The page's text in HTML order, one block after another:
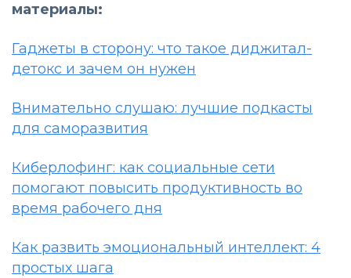
материалы:
Гаджеты в сторону: что такое диджитал-
детокс и зачем он нужен
Внимательно слушаю: лучшие подкасты
для саморазвития
Киберлофинг: как социальные сети
помогают повысить продуктивность во
время рабочего дня
Как развить эмоциональный интеллект: 4
простых шага